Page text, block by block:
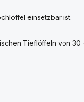
einsetzbar ist.
Tieflöffeln von 30